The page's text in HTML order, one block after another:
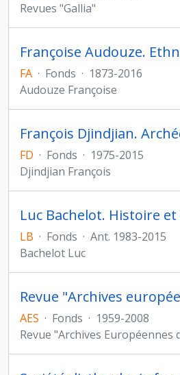
Revues "Gallia"
FA · Fonds · 1873-2016
Audouze Françoise
FD · Fonds · 1975-2015
Djindjian François
LB · Fonds · Ant. 1983-2015
Bachelot Luc
AES · Fonds · 1959-2008
Revue "Archives Européennes